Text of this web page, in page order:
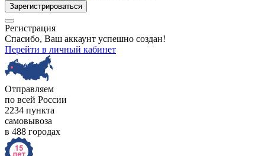
Зарегистрироваться
Регистрация
Спасибо, Ваш аккаунт успешно создан!
Перейти в личный кабинет
Отправляем
по всей России
2234 пункта
самовывоза
в 488 городах